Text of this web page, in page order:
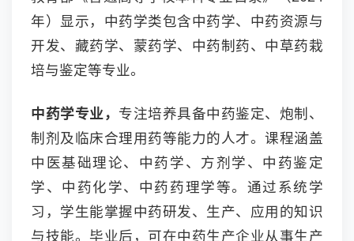
年）显示，中药学类包含中药学、中药资源与
开发、藏药学、蒙药学、中药制药、中草药栽
培与鉴定等专业。
中药学专业， 专注培养具备中药鉴定、炮制、
制剂及临床合理用药等能力的人才。课程涵盖
中医基础理论、中药学、方剂学、中药鉴定
学、中药化学、中药药理学等。通过系统学
习，学生能掌握中药研发、生产、应用的知识
与技能。毕业后，可在中药生产企业从事生产